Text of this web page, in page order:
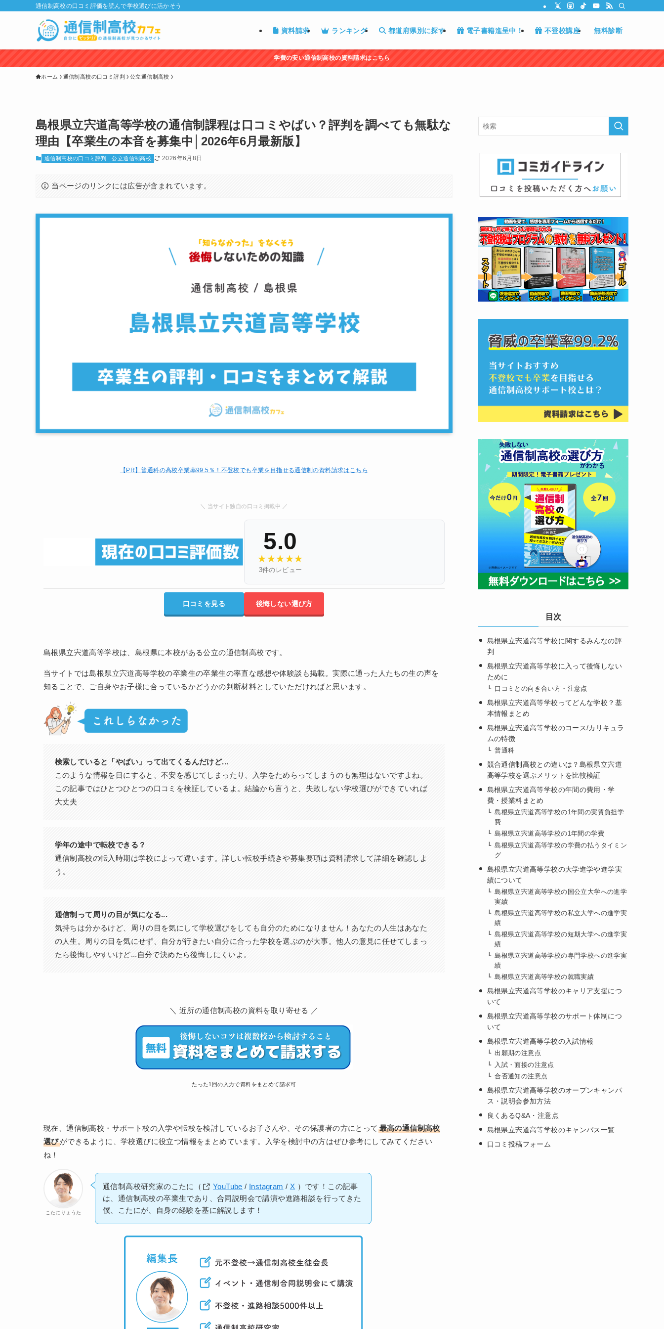
通信制高校の口コミ評価を読んで学校選びに活かそう
資料請求 ランキング 都道府県別に探す 電子書籍進呈中！ 不登校講座 無料診断
学費の安い通信制高校の資料請求はこちら
ホーム 通信制高校の口コミ評判 公立通信制高校
島根県立宍道高等学校の通信制課程は口コミやばい？評判を調べても無駄な
理由【卒業生の本音を募集中│2026年6月最新版】
通信制高校の口コミ評判 公立通信制高校 2026年6月8日
当ページのリンクには広告が含まれています。
【PR】普通科の高校卒業率99.5％！ 不登校でも卒業を目指せる通信制の資料請求はこちら
＼ 当サイト独自の口コミ掲載中 ／
5.0
★★★★★
3件のレビュー
口コミを見る 後悔しない選び方
島根県立宍道高等学校は、島根県に本校がある公立の通信制高校です。
当サイトでは島根県立宍道高等学校の卒業生の卒業生の率直な感想や体験談も掲載。実際に通った人たちの生の声を
知ることで、ご自身やお子様に合っているかどうかの判断材料としていただければと思います。
検索していると「やばい」って出てくるんだけど...
このような情報を目にすると、不安を感じてしまったり、入学をためらってしまうのも無理はないですよね。
この記事ではひとつひとつの口コミを検証しているよ。結論から言うと、失敗しない学校選びができていれば
大丈夫
学年の途中で転校できる？
通信制高校の転入時期は学校によって違います。詳しい転校手続きや募集要項は資料請求して詳細を確認しよ
う。
通信制って周りの目が気になる...
気持ちは分かるけど、周りの目を気にして学校選びをしても自分のためになりません！あなたの人生はあなた
の人生。周りの目を気にせず、自分が行きたい自分に合った学校を選ぶのが大事。他人の意見に任せてしまっ
たら後悔しやすいけど...自分で決めたら後悔しにくいよ。
＼ 近所の通信制高校の資料を取り寄せる ／
たった1回の入力で資料をまとめて請求可
現在、通信制高校・サポート校の入学や転校を検討しているお子さんや、その保護者の方にとって 最高の通信制高校
選びができるように、学校選びに役立つ情報をまとめています。入学を検討中の方はぜひ参考にしてみてください
ね！
こたにりょうた
通信制高校研究家のこたに（ YouTube / Instagram / X ）です！この記事
は、通信制高校の卒業生であり、合同説明会で講演や進路相談を行ってきた
僕、こたにが、自身の経験を基に解説します！
目次
島根県立宍道高等学校に関するみんなの評
判
島根県立宍道高等学校に入って後悔しない
ために
口コミとの向き合い方・注意点
島根県立宍道高等学校ってどんな学校？基
本情報まとめ
島根県立宍道高等学校のコース/カリキュラ
ムの特徴
普通科
競合通信制高校との違いは？島根県立宍道
高等学校を選ぶメリットを比較検証
島根県立宍道高等学校の年間の費用・学
費・授業料まとめ
島根県立宍道高等学校の1年間の実質負担学
費
島根県立宍道高等学校の1年間の学費
島根県立宍道高等学校の学費の払うタイミン
グ
島根県立宍道高等学校の大学進学や進学実
績について
島根県立宍道高等学校の国公立大学への進学
実績
島根県立宍道高等学校の私立大学への進学実
績
島根県立宍道高等学校の短期大学への進学実
績
島根県立宍道高等学校の専門学校への進学実
績
島根県立宍道高等学校の就職実績
島根県立宍道高等学校のキャリア支援につ
いて
島根県立宍道高等学校のサポート体制につ
いて
島根県立宍道高等学校の入試情報
出願期の注意点
入試・面接の注意点
合否通知の注意点
島根県立宍道高等学校のオープンキャンパ
ス・説明会参加方法
良くあるQ&A・注意点
島根県立宍道高等学校のキャンパス一覧
口コミ投稿フォーム